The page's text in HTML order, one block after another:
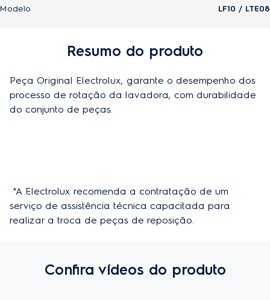
Modelo LF10 / LTE08
Resumo do produto
Peça Original Electrolux, garante o desempenho dos
processo de rotação da lavadora, com durabilidade
do conjunto de peças.
serviço de assistência técnica capacitada para
realizar a troca de peças de reposição.
Confira vídeos do produto